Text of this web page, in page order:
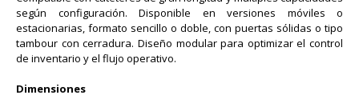
según configuración. Disponible en versiones móviles o
estacionarias, formato sencillo o doble, con puertas sólidas o tipo
tambour con cerradura. Diseño modular para optimizar el control
de inventario y el flujo operativo.
Dimensiones